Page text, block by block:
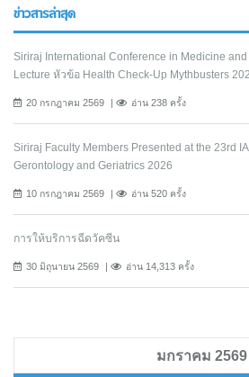
ข่าวสารล่าสุด
Siriraj International Conference in Medicine
Lecture หัวข้อ Health Check-Up Mythbusters
20 กรกฎาคม 2569 อ่าน 238 ครั้ง
Siriraj Faculty Members Presented at the 23rd
Gerontology and Geriatrics 2026
10 กรกฎาคม 2569 อ่าน 520 ครั้ง
การให้บริการฉีดวัคซีน
30 มิถุนายน 2569 อ่าน 14,313 ครั้ง
มกราคม 2569